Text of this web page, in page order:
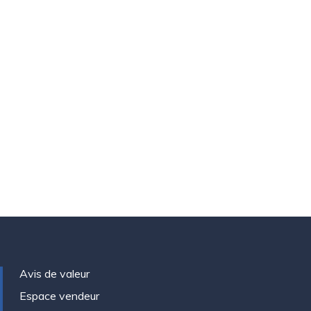
Avis de valeur
Espace vendeur